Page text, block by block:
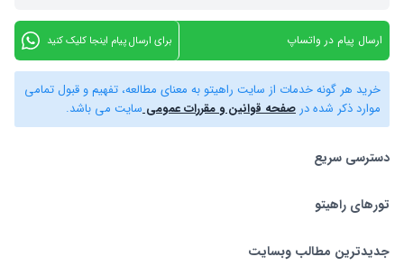
ارسال پیام در واتساپ برای ارسال پیام اینجا کلیک کنید
خرید هر گونه خدمات از سایت راهیتو به معنای مطالعه، تفهیم و قبول تمامی
موارد ذکر شده در صفحه قوانین و مقررات عمومیسایت می باشد.
دسترسی سریع
بلیط هواپیما
تورهای راهیتو
تورهای راهیتو
تور استانبول
جدیدترین مطالب وبسایت